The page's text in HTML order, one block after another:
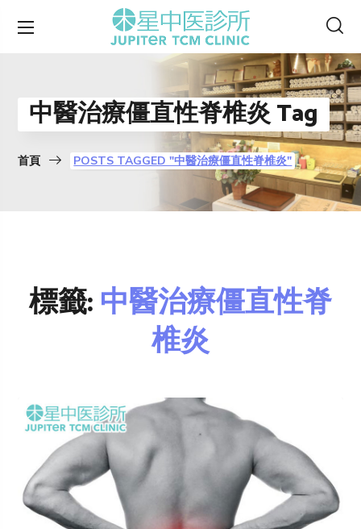
中醫治療僵直性脊椎炎 Tag
首頁 POSTS TAGGED "中醫治療僵直性脊椎炎"
標籤:中醫治療僵直性脊
椎炎